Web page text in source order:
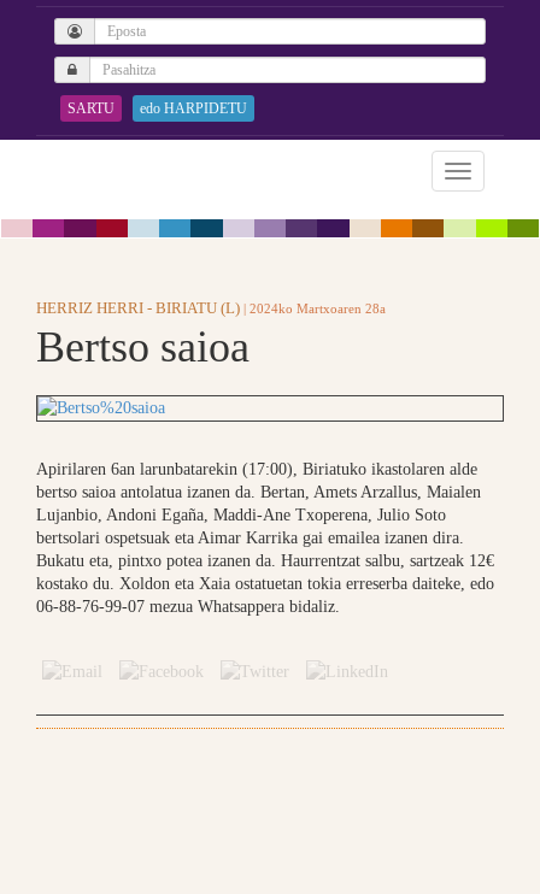
SARTU edo HARPIDETU
HERRIZ HERRI - BIRIATU (L) | 2024ko Martxoaren 28a
Bertso saioa
Apirilaren 6an larunbatarekin (17:00), Biriatuko ikastolaren alde
bertso saioa antolatua izanen da. Bertan, Amets Arzallus, Maialen
Lujanbio, Andoni Egaña, Maddi-Ane Txoperena, Julio Soto
bertsolari ospetsuak eta Aimar Karrika gai emailea izanen dira.
Bukatu eta, pintxo potea izanen da. Haurrentzat salbu, sartzeak 12€
kostako du. Xoldon eta Xaia ostatuetan tokia erreserba daiteke, edo
06-88-76-99-07 mezua Whatsappera bidaliz.